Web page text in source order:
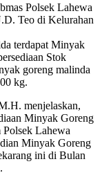
Polsek Lahewa
Teo di Kelurahan
terdapat Minyak
Stok
goreng malinda
kg.
menjelaskan,
Minyak Goreng
Lahewa
Minyak Goreng
ini di Bulan